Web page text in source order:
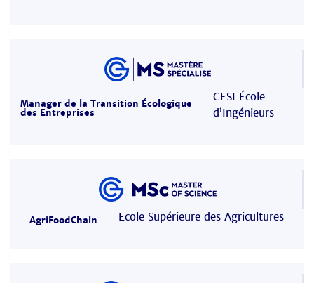
Manager de la Transition Écologique
des Entreprises
CESI École
d’Ingénieurs
AgriFoodChain Ecole Supérieure des Agricultures